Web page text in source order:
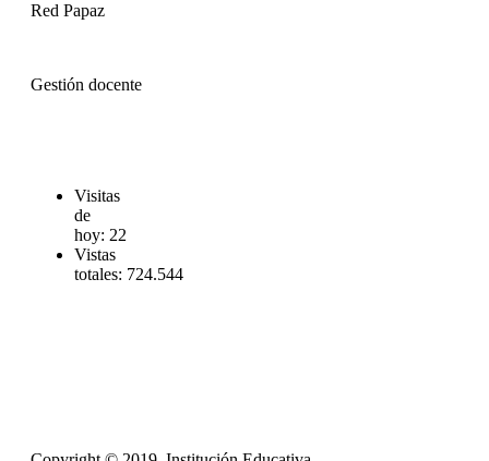
Red Papaz
Gestión docente
Visitas
de
hoy: 22
Vistas
totales: 724.544